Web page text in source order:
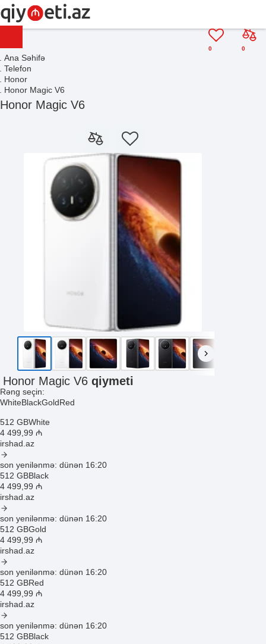
0
0
Ana Səhifə
Telefon
Honor
Honor Magic V6
Honor Magic V6
Honor Magic V6 qiymeti
Rəng seçin:
WhiteBlackGoldRed
512 GBWhite
4 499 ,99 ₼
irshad.az
son yenilənmə: dünən 16:20
512 GBBlack
4 499 ,99 ₼
irshad.az
son yenilənmə: dünən 16:20
512 GBGold
4 499 ,99 ₼
irshad.az
son yenilənmə: dünən 16:20
512 GBRed
4 499 ,99 ₼
irshad.az
son yenilənmə: dünən 16:20
512 GBBlack